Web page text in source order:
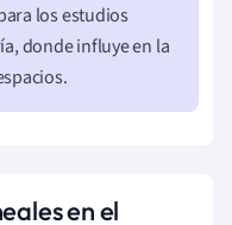
los estudios
donde influye en la
en el